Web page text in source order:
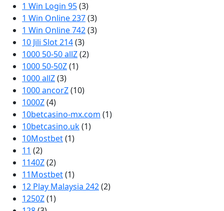
1 Win Login 95(3)
1 Win Online 237(3)
1 Win Online 742(3)
10 Jili Slot 214(3)
1000 50-50 allZ(2)
1000 50-50Z(1)
1000 allZ(3)
1000 ancorZ(10)
1000Z(4)
10betcasino-mx.com (1)
10betcasino.uk(1)
10Mostbet(1)
11 (2)
1140Z(2)
11Mostbet(1)
12 Play Malaysia 242(2)
1250Z(1)